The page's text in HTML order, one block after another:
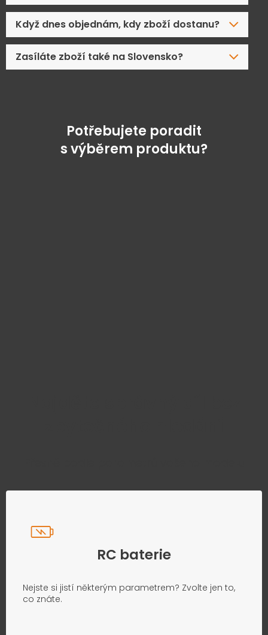
Když dnes objednám, kdy zboží dostanu?
Zasíláte zboží také na Slovensko?
Potřebujete poradit
s výběrem produktu?
RC baterie
Nejste si jistí některým parametrem? Zvolte jen to,
co znáte.